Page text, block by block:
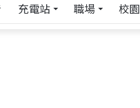
充電站 職場 校園